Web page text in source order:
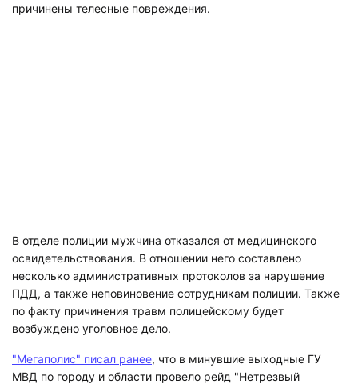
причинены телесные повреждения.
В отделе полиции мужчина отказался от медицинского
освидетельствования. В отношении него составлено
несколько административных протоколов за нарушение
ПДД, а также неповиновение сотрудникам полиции. Также
по факту причинения травм полицейскому будет
возбуждено уголовное дело.
"Мегаполис" писал ранее, что в минувшие выходные ГУ
МВД по городу и области провело рейд "Нетрезвый